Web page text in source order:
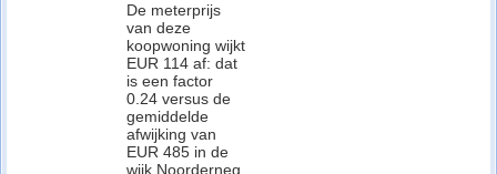
De meterprijs
van deze
koopwoning wijkt
EUR 114 af: dat
is een factor
0.24 versus de
gemiddelde
afwijking van
EUR 485 in de
wijk Noorderneg,